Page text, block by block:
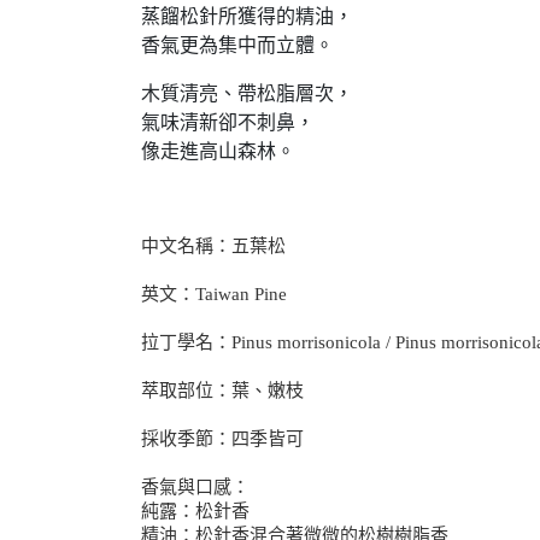
蒸餾松針所獲得的精油，
香氣更為集中而立體。
木質清亮、帶松脂層次，
氣味清新卻不刺鼻，
像走進高山森林。
中文名稱：五葉松
英文：Taiwan Pine
拉丁學名：Pinus morrisonicola / Pinus
萃取部位：葉、嫩枝
採收季節：四季皆可
香氣與口感：
純露：松針香
精油：松針香混合著微微的松樹樹脂香